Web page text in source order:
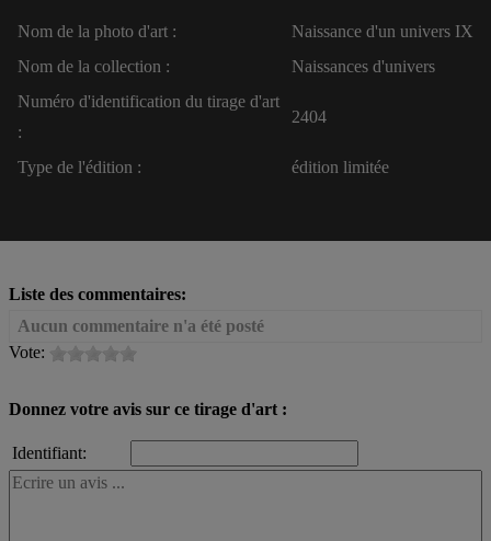
Nom de la photo d'art :
Naissance d'un univers IX
Nom de la collection :
Naissances d'univers
Numéro d'identification du tirage d'art
:
2404
Type de l'édition : édition limitée
Liste des commentaires:
Aucun commentaire n'a été posté
Vote:
Donnez votre avis sur ce tirage d'art :
Identifiant: